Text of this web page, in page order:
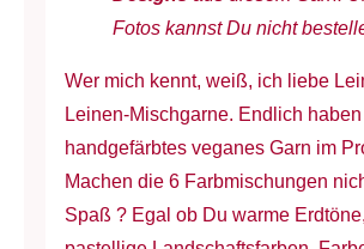
à
275
m
Menge
Fotos kannst Du nicht
Wer mich kennt, weiß, ich liebe
Leinen-Mischgarne. Endlich
handgefärbtes veganes Garn im
Machen die 6 Farbmischungen
Spaß ? Egal ob Du warme